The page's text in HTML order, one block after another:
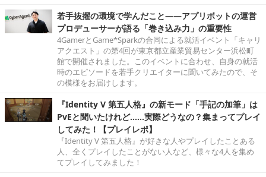
若手抜擢の環境で学んだこと――アプリボットの運営
プロデューサーが語る「巻き込み力」の重要性
4GamerとGame*Sparkの合同による就活イベント「キャリ
アクエスト」の第4回が東京都立産業貿易センター浜松町
館で開催されました。このイベントに合わせ、自身の就活
時のエピソードを若手クリエイターに聞いてみたので、そ
の模様をお届けします。
『Identity V 第五人格』の新モード「手記の加筆」は
PvEと聞いたけれど……実際どうなの？集まってプレイ
してみた！【プレイレポ】
『Identity V 第五人格』が好きな人やプレイしたことある
人、全くプレイしたことがない人など、様々な4人を集め
てプレイしてみました！